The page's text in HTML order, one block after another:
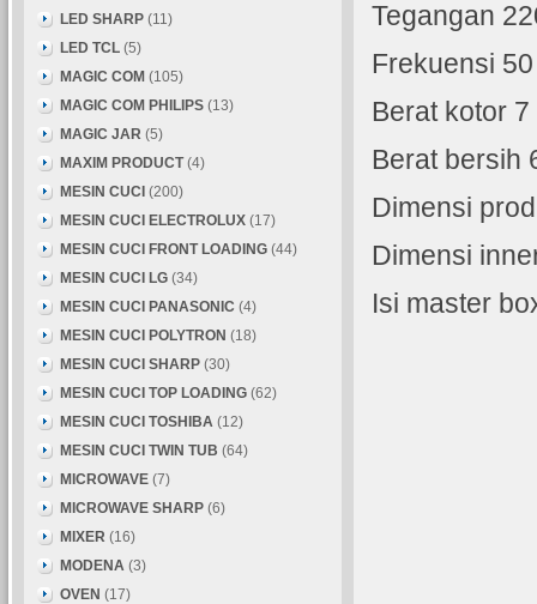
Tegangan
Frekuensi
Berat kotor 7
Berat bersih
Dimensi
Dimensi
Isi master
LED SHARP (11)
LED TCL (5)
MAGIC COM (105)
MAGIC COM PHILIPS (13)
MAGIC JAR (5)
MAXIM PRODUCT (4)
MESIN CUCI (200)
MESIN CUCI ELECTROLUX (17)
MESIN CUCI FRONT LOADING (44)
MESIN CUCI LG (34)
MESIN CUCI PANASONIC (4)
MESIN CUCI POLYTRON (18)
MESIN CUCI SHARP (30)
MESIN CUCI TOP LOADING (62)
MESIN CUCI TOSHIBA (12)
MESIN CUCI TWIN TUB (64)
MICROWAVE (7)
MICROWAVE SHARP (6)
MIXER (16)
MODENA (3)
OVEN (17)